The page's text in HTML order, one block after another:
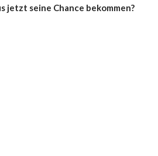
jetzt seine Chance bekommen?